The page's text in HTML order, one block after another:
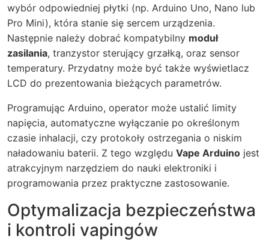
wybór odpowiedniej płytki (np. Arduino Uno, Nano lub
Pro Mini), która stanie się sercem urządzenia.
Następnie należy dobrać kompatybilny moduł
zasilania, tranzystor sterujący grzałką, oraz sensor
temperatury. Przydatny może być także wyświetlacz
LCD do prezentowania bieżących parametrów.
Programując Arduino, operator może ustalić limity
napięcia, automatyczne wyłączanie po określonym
czasie inhalacji, czy protokoły ostrzegania o niskim
naładowaniu baterii. Z tego względu Vape Arduino jest
atrakcyjnym narzędziem do nauki elektroniki i
programowania przez praktyczne zastosowanie.
Optymalizacja bezpieczeństwa
i kontroli vapingów